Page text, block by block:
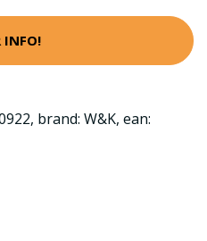
INFO!
brand: W&K, ean: